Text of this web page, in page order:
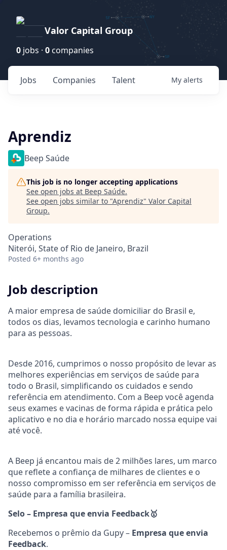
Valor Capital Group
0 jobs · 0 companies
Jobs Companies Talent My alerts
Aprendiz
Beep Saúde
This job is no longer accepting applications
See open jobs at Beep Saúde.
See open jobs similar to "Aprendiz" Valor Capital
Group.
Operations
Niterói, State of Rio de Janeiro, Brazil
Posted 6+ months ago
Job description
A maior empresa de saúde domiciliar do Brasil e,
todos os dias, levamos tecnologia e carinho humano
para as pessoas.
Desde 2016, cumprimos o nosso propósito de levar as
melhores experiências em serviços de saúde para
todo o Brasil, simplificando os cuidados e sendo
referência em atendimento. Com a Beep você agenda
seus exames e vacinas de forma rápida e prática pelo
aplicativo e no dia e horário marcado nossa equipe vai
até você.
A Beep já encantou mais de 2 milhões lares, um marco
que reflete a confiança de milhares de clientes e o
nosso compromisso em ser referência em serviços de
saúde para a família brasileira.
Selo – Empresa que envia Feedback🥇
Recebemos o prêmio da Gupy – Empresa que envia
Feedback.